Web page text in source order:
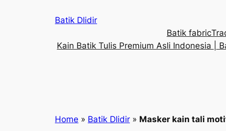
Batik Dlidir
Batik fabric
Kain Batik Tulis Premium Asli Indonesia |
Home » Batik Dlidir » Masker kain tali